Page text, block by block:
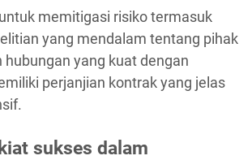
memitigasi risiko termasuk
yang mendalam tentang pihak
hubungan yang kuat dengan
perjanjian kontrak yang jelas
sukses dalam